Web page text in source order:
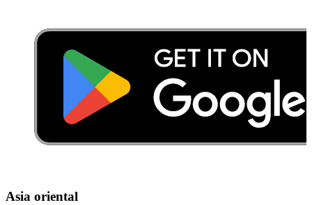
Asia oriental